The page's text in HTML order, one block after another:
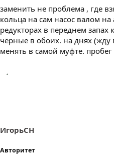
заменить не проблема , где
кольца на сам насос валом
редукторах в переднем запах
чёрные в обоих. на днях (жду
менять в самой муфте. пробег
ИгорьСН
Авторитет